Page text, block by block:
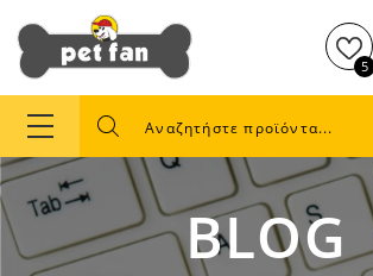
5
BLOG